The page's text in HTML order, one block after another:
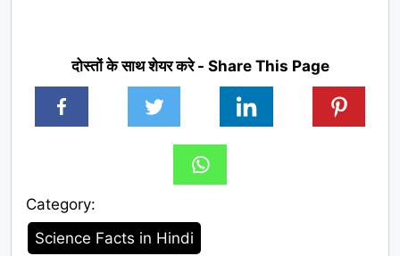
दोस्तों के साथ शेयर करे - Share This Page
Category:
Category
Science Facts in Hindi